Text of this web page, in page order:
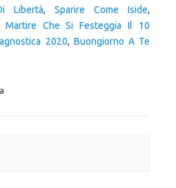
Libertà, Sparire Come Iside,
Martire Che Si Festeggia Il 10
2020, Buongiorno A Te